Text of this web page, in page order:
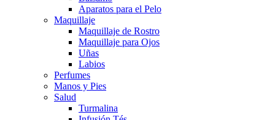
Aparatos para el Pelo
Maquillaje
Maquillaje de Rostro
Maquillaje para Ojos
Uñas
Labios
Perfumes
Manos y Pies
Salud
Turmalina